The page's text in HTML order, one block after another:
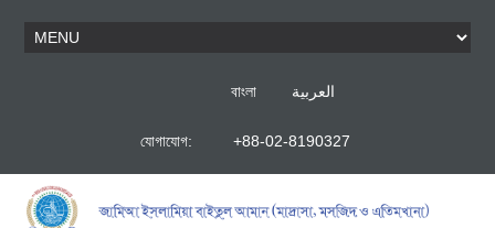
বাংলা العربية
যোগাযোগ: +88-02-8190327